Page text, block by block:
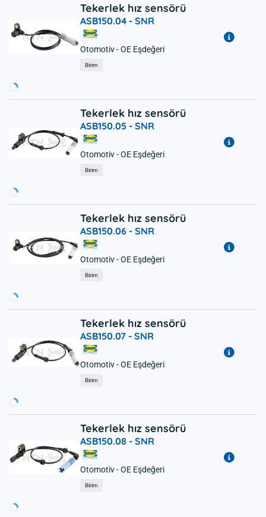
Tekerlek hız sensörü
ASB150.04 - SNR
Otomotiv - OE Eşdeğeri
Birim
Tekerlek hız sensörü
ASB150.05 - SNR
Otomotiv - OE Eşdeğeri
Birim
Tekerlek hız sensörü
ASB150.06 - SNR
Otomotiv - OE Eşdeğeri
Birim
Tekerlek hız sensörü
ASB150.07 - SNR
Otomotiv - OE Eşdeğeri
Birim
Tekerlek hız sensörü
ASB150.08 - SNR
Otomotiv - OE Eşdeğeri
Birim